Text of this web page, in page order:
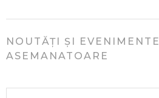
NOUTĂȚI ȘI EVENIMENTE
ASEMANATOARE